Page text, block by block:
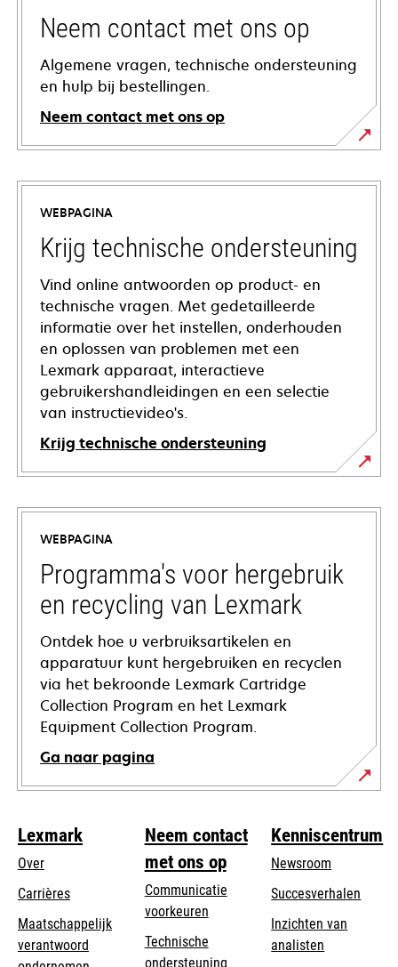
Neem contact met ons op
Algemene vragen, technische ondersteuning
en hulp bij bestellingen.
Neem contact met ons op
WEBPAGINA
Krijg technische ondersteuning
Vind online antwoorden op product- en
technische vragen. Met gedetailleerde
informatie over het instellen, onderhouden
en oplossen van problemen met een
Lexmark apparaat, interactieve
gebruikershandleidingen en een selectie
van instructievideo's.
Krijg technische ondersteuning
opens
in
new
tab
WEBPAGINA
Programma's voor hergebruik
en recycling van Lexmark
Ontdek hoe u verbruiksartikelen en
apparatuur kunt hergebruiken en recyclen
via het bekroonde Lexmark Cartridge
Collection Program en het Lexmark
Equipment Collection Program.
Ga naar pagina
Lexmark
Over
Carrières
Maatschappelijk
verantwoord
Neem contact
met ons op
Communicatie
voorkeuren
Technische
ondersteuningopens
Kenniscentrum
Newsroom
Succesverhalen
Inzichten van
analisten